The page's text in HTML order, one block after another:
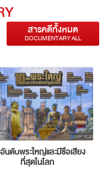
สารคดีทั้งหมด
DOCUMENTARY ALL
นดับพระใหญ่และมีชื่อเสียง
ที่สุดในโลก